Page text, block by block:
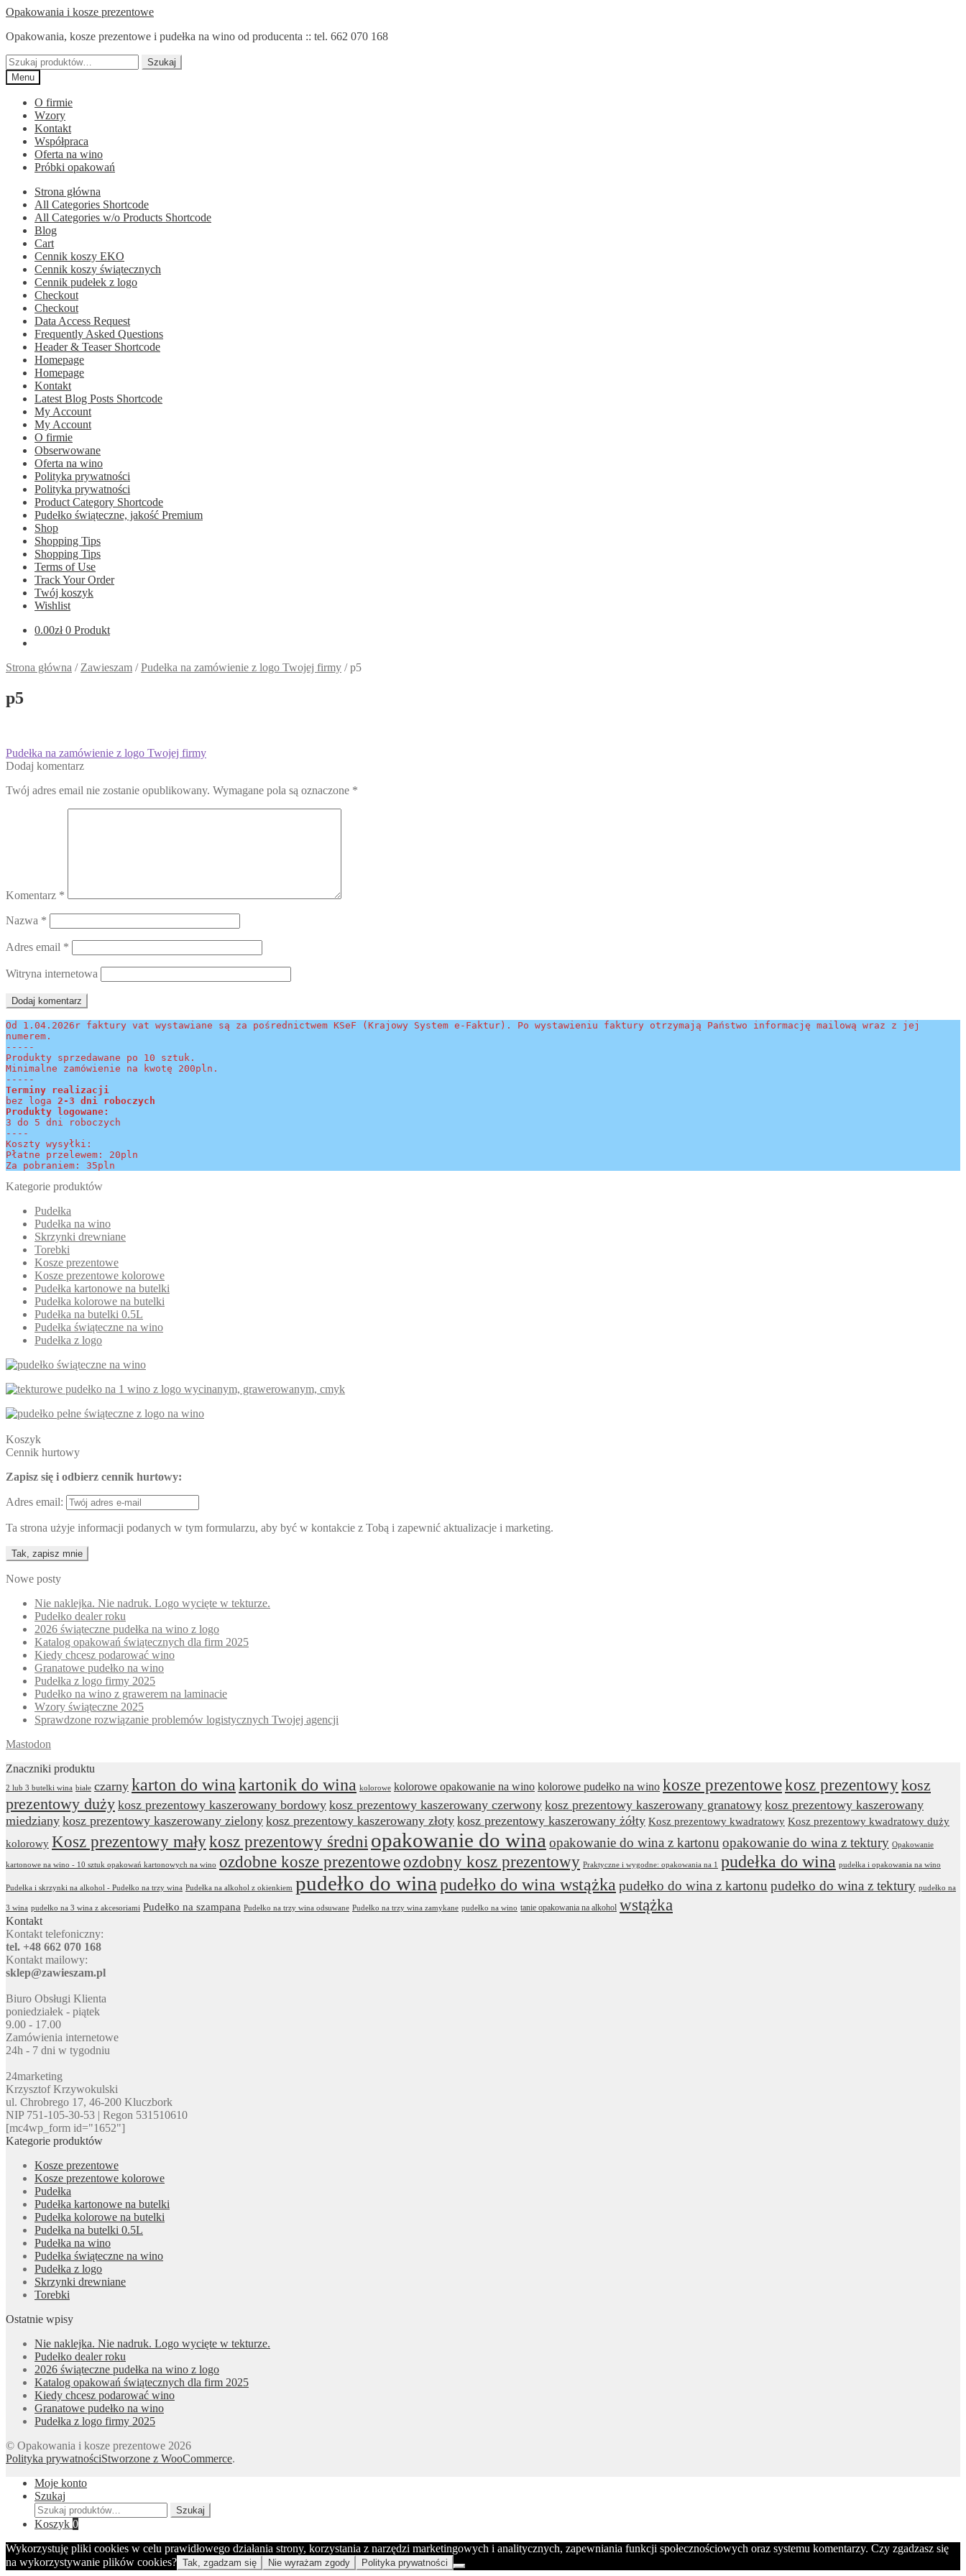
Przejdź
nawigacji
Przejdź
treści
Opakowania i kosze prezentowe
Opakowania, kosze prezentowe i pudełka na wino od producenta :: tel. 662 070 168
Szukaj:
Szukaj
Menu
O firmie
Wzory
Kontakt
Współpraca
Oferta na wino
Próbki opakowań
Strona główna
All Categories Shortcode
All Categories w/o Products Shortcode
Blog
Cart
Cennik koszy EKO
Cennik koszy świątecznych
Cennik pudełek z logo
Checkout
Checkout
Data Access Request
Frequently Asked Questions
Header & Teaser Shortcode
Homepage
Homepage
Kontakt
Latest Blog Posts Shortcode
My Account
My Account
O firmie
Obserwowane
Oferta na wino
Polityka prywatności
Polityka prywatności
Product Category Shortcode
Pudełko świąteczne, jakość Premium
Shop
Shopping Tips
Shopping Tips
Terms of Use
Track Your Order
Twój koszyk
Wishlist
0.00zł 0 Produkt
Strona główna / Zawieszam /Pudełka na zamówienie z logo Twojej firmy /p5
p5
Nawigacja
wpisu
Poprzedni
wpis:
Pudełka na zamówienie z logo Twojej firmy
Dodaj komentarz
Twój adres email nie zostanie opublikowany. Wymagane pola są oznaczone *
Komentarz *
Nazwa *
Adres email *
Witryna internetowa
Od 1.04.2026r faktury vat wystawiane są za pośrednictwem KSeF (Krajowy System e-Faktur). Po wystawieniu faktury otrzymają Państwo informację mailową wraz z jej
numerem.
-----
Produkty sprzedawane po 10 sztuk.
Minimalne zamówienie na kwotę 200pln.
-----
Terminy realizacji
bez loga 2-3 dni roboczych
Produkty logowane:
3 do 5 dni roboczych
----
Koszty wysyłki:
Płatne przelewem: 20pln
Za pobraniem: 35pln
Kategorie produktów
Pudełka
Pudełka na wino
Skrzynki drewniane
Torebki
Kosze prezentowe
Kosze prezentowe kolorowe
Pudełka kartonowe na butelki
Pudełka kolorowe na butelki
Pudełka na butelki 0.5L
Pudełka świąteczne na wino
Pudełka z logo
Koszyk
Cennik hurtowy
Zapisz się i odbierz cennik hurtowy:
Adres email:
Ta strona użyje informacji podanych w tym formularzu, aby być w kontakcie z Tobą i zapewnić aktualizacje i marketing.
Nowe posty
Nie naklejka. Nie nadruk. Logo wycięte w tekturze.
Pudełko dealer roku
2026 świąteczne pudełka na wino z logo
Katalog opakowań świątecznych dla firm 2025
Kiedy chcesz podarować wino
Granatowe pudełko na wino
Pudełka z logo firmy 2025
Pudełko na wino z grawerem na laminacie
Wzory świąteczne 2025
Sprawdzone rozwiązanie problemów logistycznych Twojej agencji
Mastodon
Znaczniki produktu
2 lub 3 butelki wina białe czarny karton do wina kartonik do wina kolorowe kolorowe opakowanie na wino kolorowe pudełko na wino kosze prezentowekosz prezentowykosz
prezentowy duży kosz prezentowy kaszerowany bordowy kosz prezentowy kaszerowany czerwony kosz prezentowy kaszerowany granatowy kosz prezentowy kaszerowany
miedziany kosz prezentowy kaszerowany zielony kosz prezentowy kaszerowany złoty kosz prezentowy kaszerowany żółty Kosz prezentowy kwadratowy Kosz prezentowy kwadratowy duży
kolorowy Kosz prezentowy małykosz prezentowy średni opakowanie do wina opakowanie do wina z kartonu opakowanie do wina z tektury Opakowanie
kartonowe na wino - 10 sztuk opakowań kartonowych na wino ozdobne kosze prezentoweozdobny kosz prezentowy Praktyczne i wygodne: opakowania na 1 pudełka do wina pudełka i opakowania na wino
Pudełka i skrzynki na alkohol - Pudełko na trzy wina Pudełka na alkohol z okienkiem pudełko do wina pudełko do wina wstążka pudełko do wina z kartonu pudełko do wina z tektury pudełko na
3 wina pudełko na 3 wina z akcesoriami Pudełko na szampana Pudełko na trzy wina odsuwane Pudełko na trzy wina zamykane pudełko na wino tanie opakowania na alkohol wstążka
Kontakt
Kontakt telefoniczny:
tel. +48 662 070 168
Kontakt mailowy:
sklep@zawieszam.pl
Biuro Obsługi Klienta
poniedziałek - piątek
9.00 - 17.00
Zamówienia internetowe
24h - 7 dni w tygodniu
24marketing
Krzysztof Krzywokulski
ul. Chrobrego 17, 46-200 Kluczbork
NIP 751-105-30-53 | Regon 531510610
[mc4wp_form id="1652"]
Kategorie produktów
Kosze prezentowe
Kosze prezentowe kolorowe
Pudełka
Pudełka kartonowe na butelki
Pudełka kolorowe na butelki
Pudełka na butelki 0.5L
Pudełka na wino
Pudełka świąteczne na wino
Pudełka z logo
Skrzynki drewniane
Torebki
Ostatnie wpisy
Nie naklejka. Nie nadruk. Logo wycięte w tekturze.
Pudełko dealer roku
2026 świąteczne pudełka na wino z logo
Katalog opakowań świątecznych dla firm 2025
Kiedy chcesz podarować wino
Granatowe pudełko na wino
Pudełka z logo firmy 2025
© Opakowania i kosze prezentowe 2026
Polityka prywatnościStworzone z WooCommerce.
Moje konto
Szukaj
Szukaj:
Szukaj
Koszyk 0
Wykorzystuję pliki cookies w celu prawidłowego działania strony, korzystania z narzędzi marketingowych i analitycznych, zapewniania funkcji społecznościowych oraz systemu komentarzy. Czy zgadzasz się
na wykorzystywanie plików cookies? Tak, zgadzam się Nie wyrażam zgody Polityka prywatności